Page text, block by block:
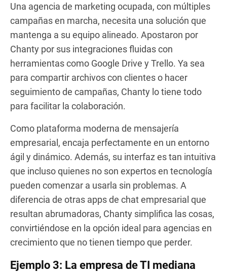
Una agencia de marketing ocupada, con múltiples
campañas en marcha, necesita una solución que
mantenga a su equipo alineado. Apostaron por
Chanty por sus integraciones fluidas con
herramientas como Google Drive y Trello. Ya sea
para compartir archivos con clientes o hacer
seguimiento de campañas, Chanty lo tiene todo
para facilitar la colaboración.
Como plataforma moderna de mensajería
empresarial, encaja perfectamente en un entorno
ágil y dinámico. Además, su interfaz es tan intuitiva
que incluso quienes no son expertos en tecnología
pueden comenzar a usarla sin problemas. A
diferencia de otras apps de chat empresarial que
resultan abrumadoras, Chanty simplifica las cosas,
convirtiéndose en la opción ideal para agencias en
crecimiento que no tienen tiempo que perder.
Ejemplo 3: La empresa de TI mediana